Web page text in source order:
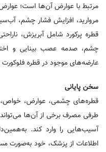
مرتبط با عوارض آن‌ها است؛
مروارید، افزایش فشار چشم،
قطره پرکورد شامل آبریزش،
چشم، صدمه عصب بینایی و
عارضه‌های موجود در قطره
سخن پایانی
قطره‌های چشمی، عوارض، خواص،
طرفی مصرف برخی از آن‌ها
آسیب‌هایی را وارد کند.
اطلاعات از پزشک، خود به‌صورت